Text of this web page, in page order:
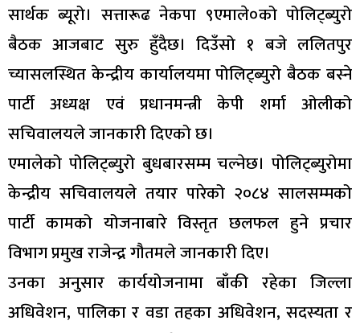
सार्थक ब्यूरो। सत्तारूढ नेकपा ९एमाले०को पोलिट्ब्युरो
बैठक आजबाट सुरु हुँदैछ। दिउँसो १ बजे ललितपुर
च्यासलस्थित केन्द्रीय कार्यालयमा पोलिट्ब्युरो बैठक बस्ने
पार्टी अध्यक्ष एवं प्रधानमन्त्री केपी शर्मा ओलीको
सचिवालयले जानकारी दिएको छ।
एमालेको पोलिट्ब्युरो बुधबारसम्म चल्नेछ। पोलिट्ब्युरोमा
केन्द्रीय सचिवालयले तयार पारेको २०८४ सालसम्मको
पार्टी कामको योजनाबारे विस्तृत छलफल हुने प्रचार
विभाग प्रमुख राजेन्द्र गौतमले जानकारी दिए।
उनका अनुसार कार्ययोजनामा बाँकी रहेका जिल्ला
अधिवेशन, पालिका र वडा तहका अधिवेशन, सदस्यता र